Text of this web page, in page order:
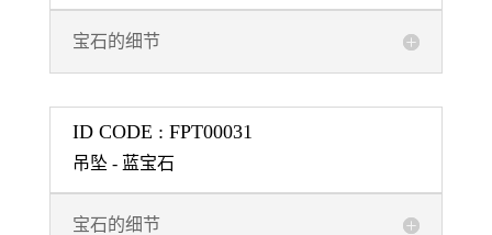
宝石的细节
ID CODE : FPT00031
吊坠 - 蓝宝石
宝石的细节